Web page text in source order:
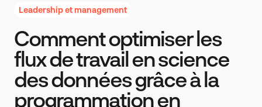
Recherche et conception produit
Tendances sectorielles
Leadership et management
Comment optimiser les
flux de travail en science
des données grâce à la
programmation en